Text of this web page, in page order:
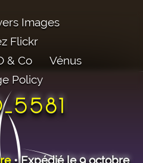
Images
Flickr
& Co
Vénus
Policy
• Expédié le 9 octobre